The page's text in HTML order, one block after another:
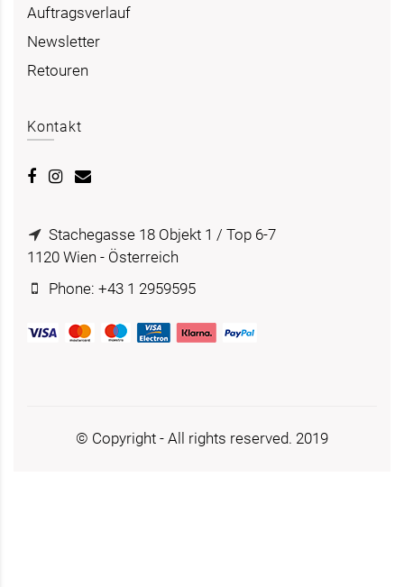
Auftragsverlauf
Newsletter
Retouren
Kontakt
Stachegasse 18 Objekt 1 / Top 6-7
1120 Wien - Österreich
Phone: +43 1 2959595
© Copyright - All rights reserved. 2019